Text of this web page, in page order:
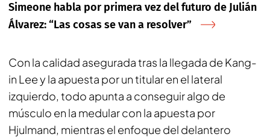
Simeone habla por primera vez del futuro de Julián
Álvarez: “Las cosas se van a resolver”
Con la calidad asegurada tras la llegada de Kang-
in Lee y la apuesta por un titular en el lateral
izquierdo, todo apunta a conseguir algo de
músculo en la medular con la apuesta por
Hjulmand, mientras el enfoque del delantero